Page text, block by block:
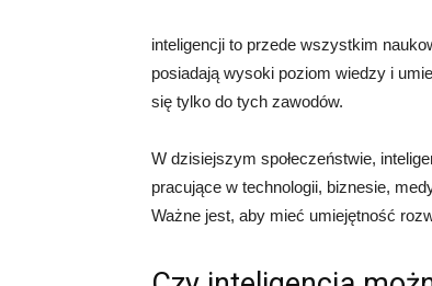
inteligencji to przede wszystkim
posiadają wysoki poziom wiedzy i
się tylko do tych zawodów.
W dzisiejszym społeczeństwie,
pracujące w technologii, biznesie,
Ważne jest, aby mieć umiejętność